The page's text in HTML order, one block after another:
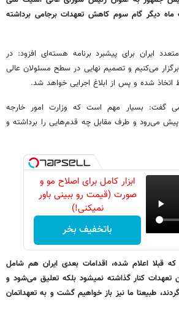
دیگر گام سوم کاهش تعهدات برجامی برداشته
ایران برای پیشبرد برنامه هسته‌ای افزود: در
می‌کنیم و تصمیم نهایی در سطح مسئولان عالی
شده و پس از ابلاغ اجرایی خواهد شد.
گفت: بسیار مهم است که وزارت امور خارجه
می‌رود و طرف مقابل چه قدم‌هایی را برداشته و
ابزار کامل برای اصلاح مو و
صورت (قیمت رو ببینی باور
نمیکنی!)
باتخفیف بخر
که قبلا اعلام شده، اقدامات بعدی ایران هم شامل
تعلیق تعهدات است، بنابراین تعهدات کنار گذاشته نمی‎شود بلکه تعلیق می‌شود و
طبیعتا ما نیز باز خواهیم گشت و به تعهداتمان